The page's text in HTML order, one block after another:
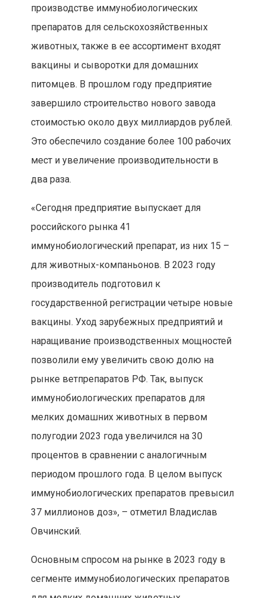
производстве иммунобиологических
препаратов для сельскохозяйственных
животных, также в ее ассортимент входят
вакцины и сыворотки для домашних
питомцев. В прошлом году предприятие
завершило строительство нового завода
стоимостью около двух миллиардов рублей.
Это обеспечило создание более 100 рабочих
мест и увеличение производительности в
два раза.
«Сегодня предприятие выпускает для
российского рынка 41
иммунобиологический препарат, из них 15 –
для животных-компаньонов. В 2023 году
производитель подготовил к
государственной регистрации четыре новые
вакцины. Уход зарубежных предприятий и
наращивание производственных мощностей
позволили ему увеличить свою долю на
рынке ветпрепаратов РФ. Так, выпуск
иммунобиологических препаратов для
мелких домашних животных в первом
полугодии 2023 года увеличился на 30
процентов в сравнении с аналогичным
периодом прошлого года. В целом выпуск
иммунобиологических препаратов превысил
37 миллионов доз», – отметил Владислав
Овчинский.
Основным спросом на рынке в 2023 году в
сегменте иммунобиологических препаратов